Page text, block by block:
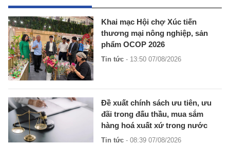
Khai mạc Hội chợ Xúc tiến
thương mại nông nghiệp, sản
phẩm OCOP 2026
Tin tức - 13:50 07/08/2026
Đề xuất chính sách ưu tiên, ưu
đãi trong đấu thầu, mua sắm
hàng hoá xuất xứ trong nước
Tin tức - 08:39 07/08/2026